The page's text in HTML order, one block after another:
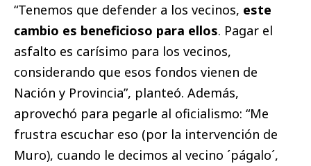
“Tenemos que defender a los vecinos, este
cambio es beneficioso para ellos. Pagar el
asfalto es carísimo para los vecinos,
considerando que esos fondos vienen de
Nación y Provincia”, planteó. Además,
aprovechó para pegarle al oficialismo: “Me
frustra escuchar eso (por la intervención de
Muro), cuando le decimos al vecino ´págalo´,